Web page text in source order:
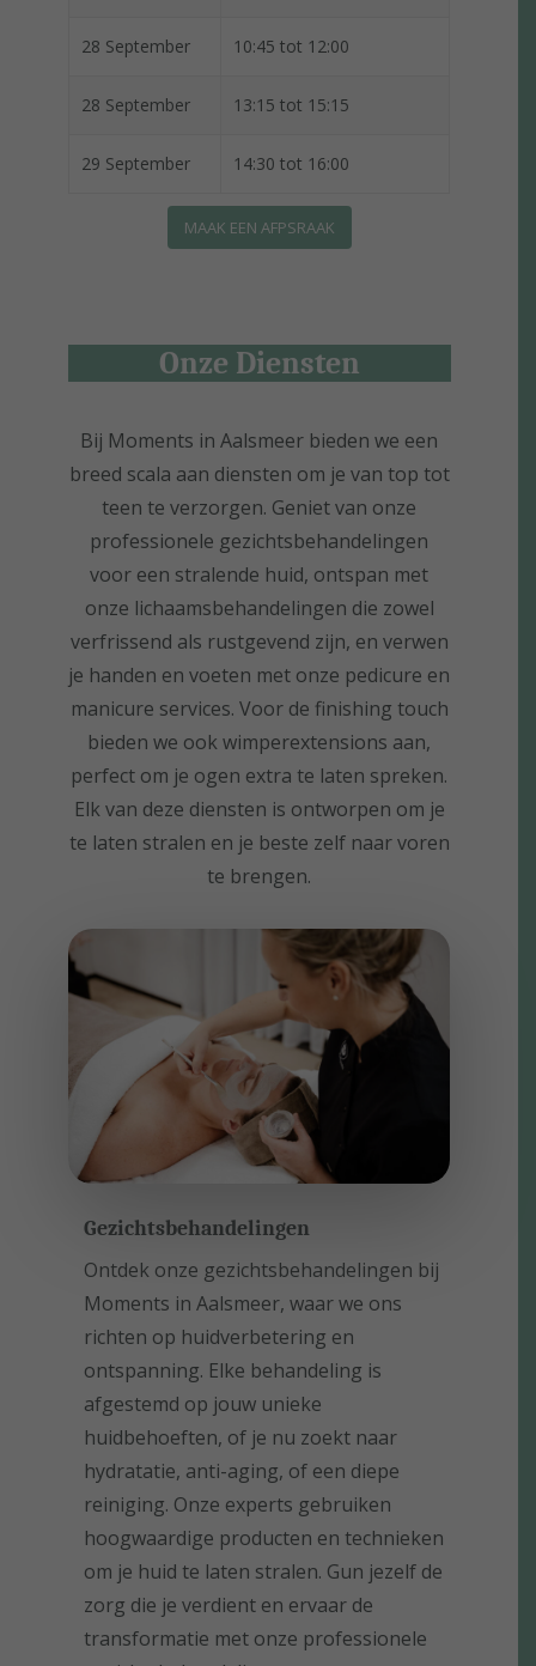
28 September 10:45 tot 12:00
28 September 13:15 tot 15:15
29 September 14:30 tot 16:00
MAAK EEN AFPSRAAK
Onze Diensten
Bij Moments in Aalsmeer bieden we een
breed scala aan diensten om je van top tot
teen te verzorgen. Geniet van onze
professionele gezichtsbehandelingen
voor een stralende huid, ontspan met
onze lichaamsbehandelingen die zowel
verfrissend als rustgevend zijn, en verwen
je handen en voeten met onze pedicure en
manicure services. Voor de finishing touch
bieden we ook wimperextensions aan,
perfect om je ogen extra te laten spreken.
Elk van deze diensten is ontworpen om je
te laten stralen en je beste zelf naar voren
te brengen.
Gezichtsbehandelingen
Ontdek onze gezichtsbehandelingen bij
Moments in Aalsmeer, waar we ons
richten op huidverbetering en
ontspanning. Elke behandeling is
afgestemd op jouw unieke
huidbehoeften, of je nu zoekt naar
hydratatie, anti-aging, of een diepe
reiniging. Onze experts gebruiken
hoogwaardige producten en technieken
om je huid te laten stralen. Gun jezelf de
zorg die je verdient en ervaar de
transformatie met onze professionele